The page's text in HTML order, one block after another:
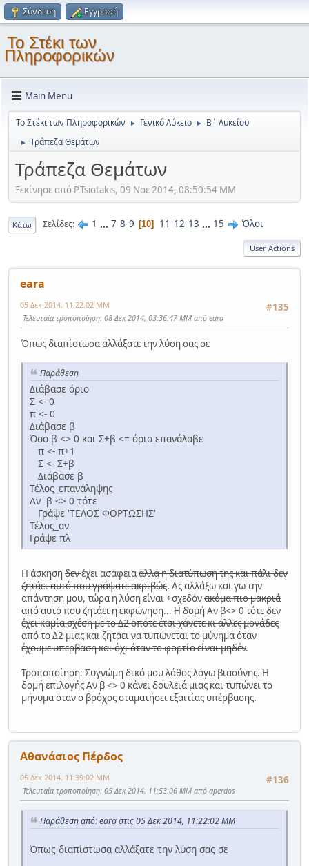
Σύνδεση Εγγραφή
Το Στέκι των
Πληροφορικών
Main Menu
Το Στέκι των Πληροφορικών ► Γενικό Λύκειο ► Β΄ Λυκείου
► Τράπεζα Θεμάτων
Τράπεζα Θεμάτων
Ξεκίνησε από P.Tsiotakis, 09 Νοε 2014, 08:50:54 ΜΜ
Κάτω Σελίδες 1 ... 7 8 9 10 11 12 13 ... 15 Όλοι
User Actions
eara
#135
05 Δεκ 2014, 11:22:02 ΜΜ
Τελευταία τροποποίηση: 08 Δεκ 2014, 03:36:47 ΜΜ από eara
Όπως διαπίστωσα αλλάξατε την λύση σας σε
Παράθεση
Διάβασε όριο
Σ <- 0
π <- 0
Διάβασε β
Όσο β <> 0 και Σ+β <= όριο επανάλαβε
π <- π+1
Σ <- Σ+β
Διάβασε β
Τέλος_επανάληψης
Αν β <> 0 τότε
Γράψε 'ΤΕΛΟΣ ΦΟΡΤΩΣΗΣ'
Τέλος_αν
Γράψε πλ
Η άσκησηδενέχει ασάφειααλλά η διατύπωση της και πάλι δεν
ζητάει αυτό που γράψατε ακριβώς. Ας αλλάξω και γω την
απάντηση μου, τώρα η λύση είναι +σχεδόνακόμα πιο μακριά
απόαυτό που ζητάει η εκφώνηση... Η δομή Αν β<> 0 τότε δεν
έχει καμία σχέση με το Δ2 οπότε έτσι χάνετε κι άλλες μονάδες
από το Δ2 μιας και ζητάει να τυπώνεται το μύνημα όταν
έχουμε υπερβαση και όχι όταν το φορτίο είναι μηδέν.
Τροποποίηση: Συγνώμη δικό μου λάθος λόγω βιασύνης. Η
δομή επιλογής Αν β <> 0 κάνει δουλειά μιας και τυπώνει το
μήνυμα όταν ο βρόχος σταματήσει εξαιτίας υπέρβασης.
Αθανάσιος Πέρδος
#136
05 Δεκ 2014, 11:39:02 ΜΜ
Τελευταία τροποποίηση: 05 Δεκ 2014, 11:53:06 ΜΜ από aperdos
Παράθεση από: eara στις 05 Δεκ 2014, 11:22:02 ΜΜ
Όπως διαπίστωσα αλλάξατε την λύση σας σε